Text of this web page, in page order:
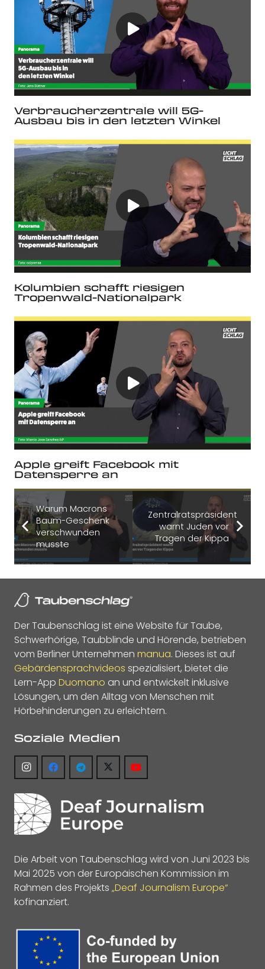
Verbraucherzentrale will 5G-
Ausbau bis in den letzten Winkel
Kolumbien schafft riesigen
Tropenwald-Nationalpark
Apple greift Facebook mit
Datensperre an
Warum Macrons
Baum-Geschenk
verschwunden
musste
Zentralratspräsident
warnt Juden vor
Tragen der Kippa
Der Taubenschlag ist eine Website für Taube,
Schwerhörige, Taubblinde und Hörende, betrieben
vom Berliner Unternehmen manua. Dieses ist auf
Gebärdensprachvideos spezialisiert, bietet die
Lern-App Duomano an und entwickelt inklusive
Lösungen, um den Alltag von Menschen mit
Hörbehinderungen zu erleichtern.
Soziale Medien
Die Arbeit von Taubenschlag wird von Juni 2023 bis
Mai 2025 von der Europäischen Kommission im
Rahmen des Projekts „Deaf Journalism Europe“
kofinanziert.